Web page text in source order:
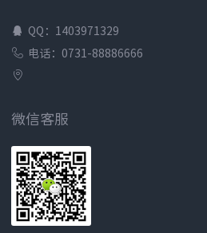
QQ：1403971329
电话：0731-88886666
微信客服